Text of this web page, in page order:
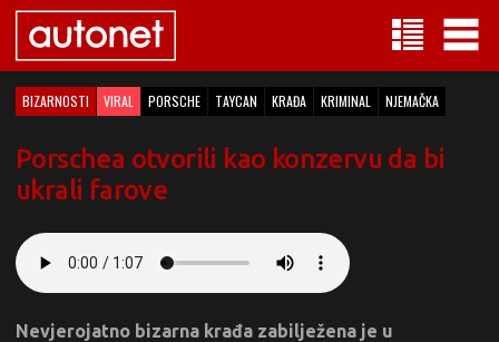
BIZARNOSTI VIRAL PORSCHE TAYCAN KRAĐA KRIMINAL NJEMAČKA
Porschea otvorili kao konzervu da bi
ukrali farove
Nevjerojatno bizarna krađa zabilježena je u